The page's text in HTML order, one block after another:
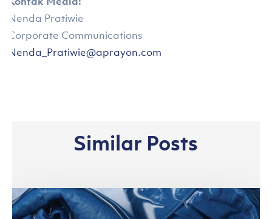
Nenda Pratiwie
Corporate Communications
Nenda_Pratiwie@aprayon.com
Similar Posts
Bantu
Produsen